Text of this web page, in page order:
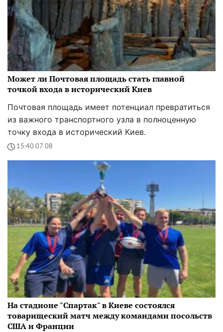
Может ли Почтовая площадь стать главной
точкой входа в исторический Киев
Почтовая площадь имеет потенциал превратиться
из важного транспортного узла в полноценную
точку входа в исторический Киев.
15:40 07.08
На стадионе "Спартак" в Киеве состоялся
товарищеский матч между командами посольств
США и Франции